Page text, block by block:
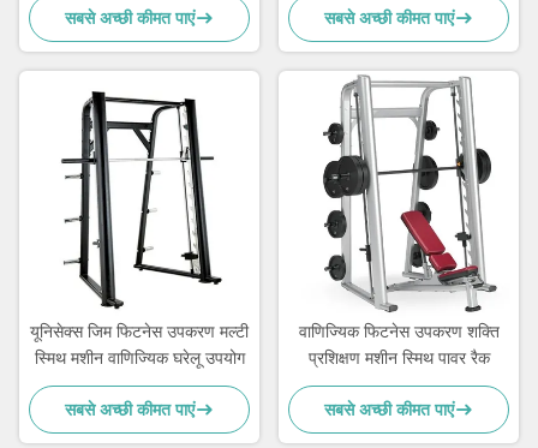
सबसे अच्छी कीमत पाएं सबसे अच्छी कीमत पाएं
यूनिसेक्स जिम फिटनेस उपकरण मल्टी
स्मिथ मशीन वाणिज्यिक घरेलू उपयोग
सबसे अच्छी कीमत पाएं
वाणिज्यिक फिटनेस उपकरण शक्ति
प्रशिक्षण मशीन स्मिथ पावर रैक
सबसे अच्छी कीमत पाएं